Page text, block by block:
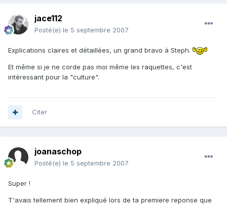
jace112
Posté(e) le 5 septembre 2007
Explications claires et détaillées, un grand bravo à Steph.
Et même si je ne corde pas moi même les raquettes, c'est
intéressant pour la "culture".
Citer
joanaschop
Posté(e) le 5 septembre 2007
Super !
T'avais tellement bien expliqué lors de ta premiere reponse que